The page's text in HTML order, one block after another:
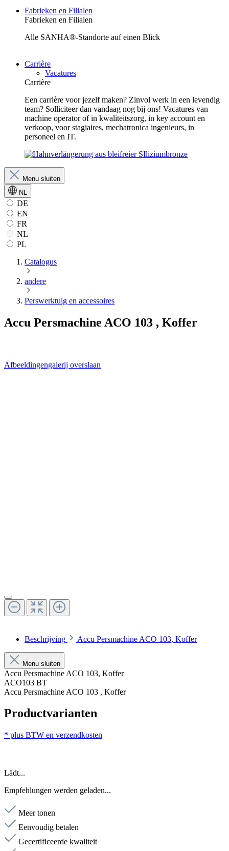
Fabrieken en Filialen
Fabrieken en Filialen
Alle SANHA®-Standorte auf einen Blick
Carrière
Vacatures
Carrière
Een carrière voor jezelf maken? Zinvol werk in een levendig
team? Solliciteer dan vandaag nog bij ons! Vacatures van
machine operator of in kwaliteitszorg, in key account en
verkoop, voor stagiaires, mechatronica ingenieurs, in
personeel en IT.
Menu sluiten
NL
DE
EN
FR
NL
PL
Catalogus
andere
Perswerktuig en accessoires
Accu Persmachine ACO 103 , Koffer
Afbeeldingengalerij overslaan
Beschrijving Accu Persmachine ACO 103, Koffer
Menu sluiten
Accu Persmachine ACO 103, Koffer
ACO103 BT
Accu Persmachine ACO 103 , Koffer
Productvarianten
* plus BTW en verzendkosten
Lädt...
Empfehlungen werden geladen...
Meer tonen
Eenvoudig betalen
Gecertificeerde kwaliteit